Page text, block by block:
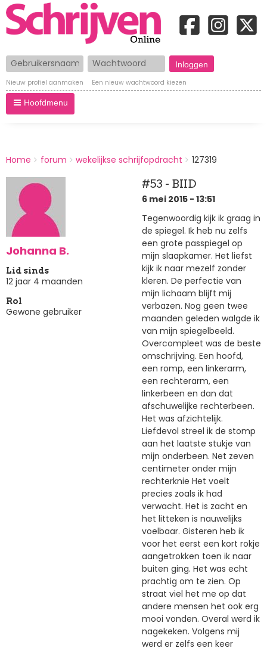
Gebruikersnaam Wachtwoord
Nieuw profiel aanmaken Een nieuw wachtwoord kiezen
Hoofdmenu
BREADCRUMBS
You
here:
Home forum wekelijkse schrijfopdracht 127319
Johanna B.
Lid sinds
12 jaar 4 maanden
Rol
Gewone gebruiker
#53 - BIID
6 mei 2015 - 13:51
Tegenwoordig kijk ik graag in
de spiegel. Ik heb nu zelfs
een grote passpiegel op
mijn slaapkamer. Het liefst
kijk ik naar mezelf zonder
kleren. De perfectie van
mijn lichaam blijft mij
verbazen. Nog geen twee
maanden geleden walgde ik
van mijn spiegelbeeld.
Overcompleet was de beste
omschrijving. Een hoofd,
een romp, een linkerarm,
een rechterarm, een
linkerbeen en dan dat
afschuwelijke rechterbeen.
Het was afzichtelijk.
Liefdevol streel ik de stomp
aan het laatste stukje van
mijn onderbeen. Net zeven
centimeter onder mijn
rechterknie Het voelt
precies zoals ik had
verwacht. Het is zacht en
het litteken is nauwelijks
voelbaar. Gisteren heb ik
voor het eerst een kort rokje
aangetrokken toen ik naar
buiten ging. Het was echt
prachtig om te zien. Op
straat viel het me op dat
andere mensen het ook erg
mooi vonden. Overal werd ik
nagekeken. Volgens mij
werd er zelfs een keer